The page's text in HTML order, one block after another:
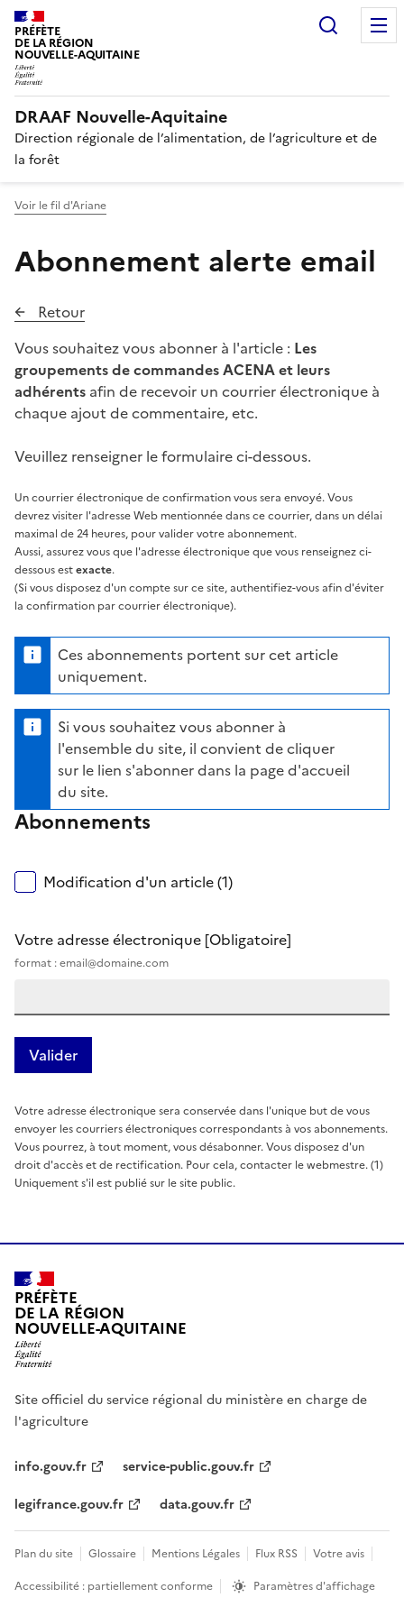
PRÉFÈTE
DE LA RÉGION
NOUVELLE-AQUITAINE
DRAAF Nouvelle-Aquitaine
Direction régionale de l’alimentation, de l’agriculture et de
la forêt
Voir le fil d'Ariane
Abonnement alerte email
Retour
Vous souhaitez vous abonner à l'article : Les
groupements de commandes ACENA et leurs
adhérents afin de recevoir un courrier électronique à
chaque ajout de commentaire, etc.
Veuillez renseigner le formulaire ci-dessous.
Un courrier électronique de confirmation vous sera envoyé. Vous
devrez visiter l'adresse Web mentionnée dans ce courrier, dans un délai
maximal de 24 heures, pour valider votre abonnement.
Aussi, assurez vous que l'adresse électronique que vous renseignez ci-
dessous estexacte.
(Si vous disposez d'un compte sur ce site, authentifiez-vous afin d'éviter
la confirmation par courrier électronique).
Ces abonnements portent sur cet article
uniquement.
Si vous souhaitez vous abonner à
l'ensemble du site, il convient de cliquer
sur le lien s'abonner dans la page d'accueil
du site.
Abonnements
Modification d'un article (1)
Votre adresse électronique [Obligatoire]
format : email@domaine.com
Votre adresse électronique sera conservée dans l'unique but de vous
envoyer les courriers électroniques correspondants à vos abonnements.
Vous pourrez, à tout moment, vous désabonner. Vous disposez d'un
droit d'accès et de rectification. Pour cela, contacter le webmestre. (1)
Uniquement s'il est publié sur le site public.
PRÉFÈTE
DE LA RÉGION
NOUVELLE-AQUITAINE
Site officiel du service régional du ministère en charge de
l'agriculture
info.gouv.fr
service-public.gouv.fr
legifrance.gouv.fr
data.gouv.fr
Plan du site Glossaire Mentions Légales Flux RSS
Votre avis
Accessibilité : partiellement conforme
Paramètres d'affichage